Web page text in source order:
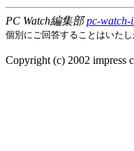
PC Watch編集部pc-watch-
個別にご回答することはいたし
Copyright (c) 2002 impress